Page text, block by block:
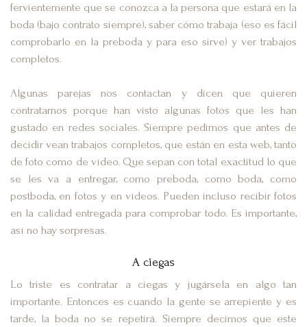
fervientemente que se conozca a la persona que estará en la
boda (bajo contrato siempre), saber cómo trabaja (eso es fácil
comprobarlo en la preboda y para eso sirve) y ver trabajos
completos.
Algunas parejas nos contactan y dicen que quieren
contratarnos porque han visto algunas fotos que les han
gustado en redes sociales. Siempre pedimos que antes de
decidir vean trabajos completos, que están en esta web, tanto
de foto como de vídeo. Que sepan con total exactitud lo que
se les va a entregar, como preboda, como boda, como
postboda, en fotos y en vídeos. Pueden incluso recibir fotos
en la calidad entregada para comprobar todo. Es importante,
así no hay sorpresas.
A ciegas
Lo triste es contratar a ciegas y jugársela en algo tan
importante. Entonces es cuando la gente se arrepiente y es
tarde, la boda no se repetirá. Siempre decimos que este